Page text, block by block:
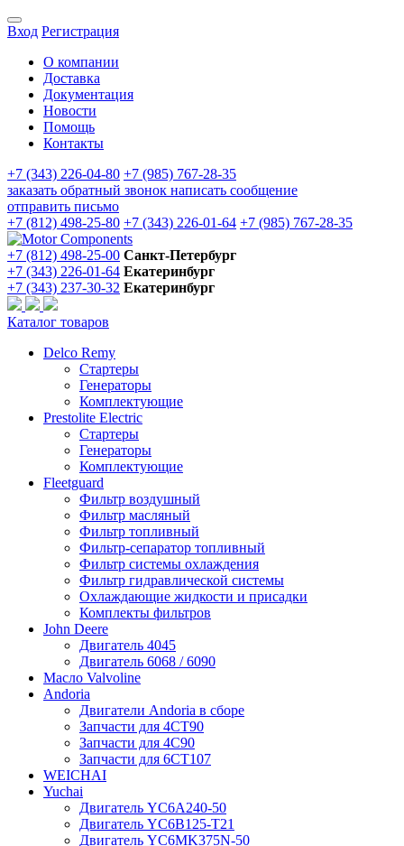
Вход Регистрация
О компании
Доставка
Документация
Новости
Помощь
Контакты
+7 (343) 226-04-80 +7 (985) 767-28-35
заказать обратный звонок написать сообщение
отправить письмо
+7 (812) 498-25-80 +7 (343) 226-01-64 +7 (985) 767-28-35
+7 (812) 498-25-00 Санкт-Петербург
+7 (343) 226-01-64 Екатеринбург
+7 (343) 237-30-32 Екатеринбург
Каталог товаров
Delco Remy
Стартеры
Генераторы
Комплектующие
Prestolite Electric
Стартеры
Генераторы
Комплектующие
Fleetguard
Фильтр воздушный
Фильтр масляный
Фильтр топливный
Фильтр-сепаратор топливный
Фильтр системы охлаждения
Фильтр гидравлической системы
Охлаждающие жидкости и присадки
Комплекты фильтров
John Deere
Двигатель 4045
Двигатель 6068 / 6090
Масло Valvoline
Andoria
Двигатели Andoria в сборе
Запчасти для 4CT90
Запчасти для 4С90
Запчасти для 6CT107
WEICHAI
Yuchai
Двигатель YC6A240-50
Двигатель YC6B125-T21
Двигатель YC6MK375N-50